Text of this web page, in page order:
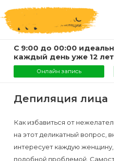
С 9:00 до 00:00
каждый день уже 12 лет
Онлайн запись
ГЛАВНАЯ
Услуги
и
цены
КОМПАНИЯ
О
Депиляция лица
Как избавиться от
на этот деликатный вопрос,
интересует каждую
подобной проблемой.